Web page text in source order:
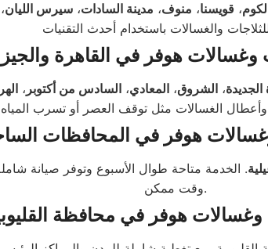
، قويسنا، منوف، مدينة السادات، سيرس الليان
وغسالات هوفر في القاهرة
الجديدة،الشروق،المعادي،السادس من أكتوبر ،
هوفر في المحافظات
. الخدمة متاحة طوال الأسبوع وتوفر صيانة
وقت ممكن.
وغسالات هوفر في محافظة